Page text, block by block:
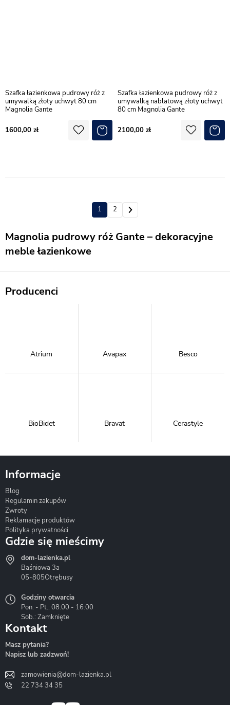
Magnolia pudrowy róż Gante – dekoracyjne
meble łazienkowe
Szafka łazienkowa pudrowy róż z
umywalką złoty uchwyt 80 cm
Magnolia Gante
1600,00
Szafka łazienkowa pudrowy róż z
umywalką nablatową złoty uchwyt
80 cm Magnolia Gante
2100,00
1 2
Producenci
Atrium Avapax Besco
BioBidet Bravat Cerastyle
Hydrostop
Liveno
Informacje
Blog
Regulamin zakupów
Zwroty
Reklamacje produktów
Polityka prywatności
Gdzie się mieścimy
dom-lazienka.pl
Baśniowa 3a
05-805Otrębusy
Godziny otwarcia
Pon. - Pt.: 08:00 - 16:00
Sob.: Zamknięte
Kontakt
Masz pytania?
Napisz lub zadzwoń!
zamowienia@dom-lazienka.pl
22 734 34 35